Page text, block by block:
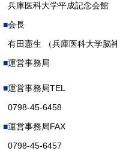
兵庫医科大学平成記念会館
会長
有田憲生 （兵庫医科大学脳
運営事務局
運営事務局TEL
0798-45-6458
運営事務局FAX
0798-45-6457